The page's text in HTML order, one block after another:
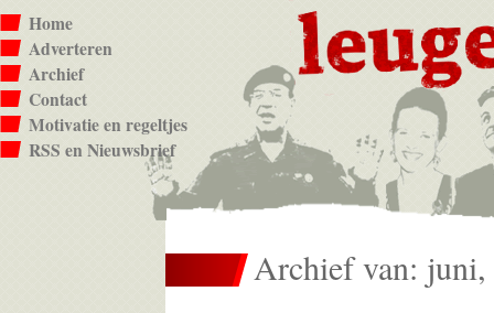
Home
Adverteren
Archief
Contact
Motivatie en regeltjes
RSS en Nieuwsbrief
Archief van: juni,